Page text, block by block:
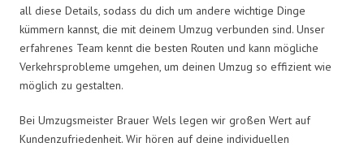
all diese Details, sodass du dich um andere wichtige Dinge
kümmern kannst, die mit deinem Umzug verbunden sind. Unser
erfahrenes Team kennt die besten Routen und kann mögliche
Verkehrsprobleme umgehen, um deinen Umzug so effizient wie
möglich zu gestalten.
Bei Umzugsmeister Brauer Wels legen wir großen Wert auf
Kundenzufriedenheit. Wir hören auf deine individuellen